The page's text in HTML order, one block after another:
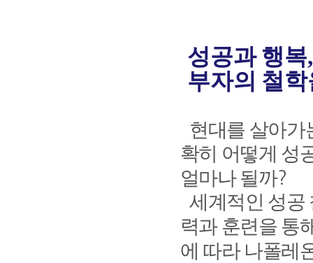
성공과 행복
부자의 철
현대를 살아가
확히 어떻게 성
얼마나 될까?
세계적인 성공
력과 훈련을 통
에 따라 나폴레